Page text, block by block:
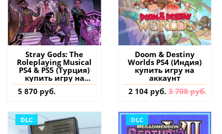
Stray Gods: The
Roleplaying Musical
PS4 & PS5 (Турция)
купить игру на
аккаунт
5 870 руб.
Doom & Destiny
Worlds PS4 (Индия)
купить игру на
аккаунт
2 104 руб. 3 708 руб.
DLC DLC